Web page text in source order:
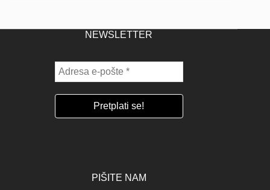
NEWSLETTER
PIŠITE NAM